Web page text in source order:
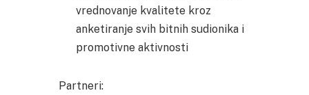
vrednovanje kvalitete kroz
anketiranje svih bitnih sudionika i
promotivne aktivnosti
Partneri: